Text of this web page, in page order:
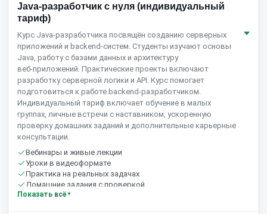
Java-разработчик с нуля (индивидуальный
тариф)
Курс Java‑разработчика посвящён созданию серверных
приложений и backend‑систем. Студенты изучают основы
Java, работу с базами данных и архитектуру
веб‑приложений. Практические проекты включают
разработку серверной логики и API. Курс помогает
подготовиться к работе backend‑разработчиком.
Индивидуальный тариф включает обучение в малых
группах, личные встречи с наставником, ускоренную
проверку домашних заданий и дополнительные карьерные
консультации.
Вебинары и живые лекции
Уроки в видеоформате
Практика на реальных задачах
Домашние задания с проверкой
Сообщество студентов
Показать всё